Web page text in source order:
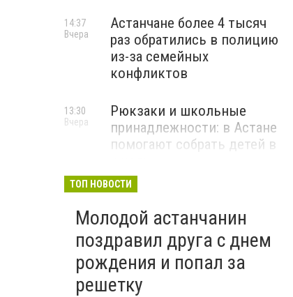
Астанчане более 4 тысяч
раз обратились в полицию
из-за семейных
конфликтов
14:37
Вчера
Рюкзаки и школьные
принадлежности: в Астане
помогают собрать детей в
13:30
Вчера
ТОП НОВОСТИ
Молодой астанчанин
поздравил друга с днем
рождения и попал за
решетку